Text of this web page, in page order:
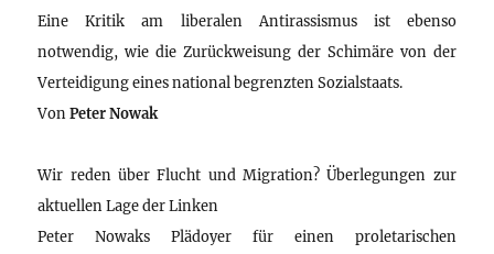
Eine Kritik am liberalen Antirassismus ist ebenso
notwendig, wie die Zurückweisung der Schimäre von der
Verteidigung eines national begrenzten Sozialstaats.
VonPeter Nowak
Wir reden über Flucht und Migration? Überlegungen zur
aktuellen Lage der Linken
Peter Nowaks Plädoyer für einen proletarischen